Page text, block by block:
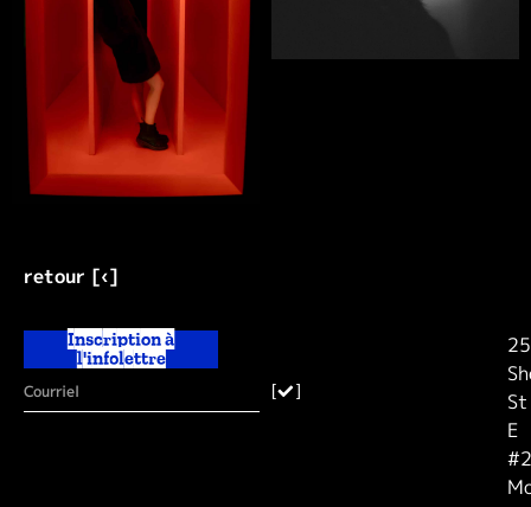
retour [‹]
Inscription à
l'infolettre
[ ]
St
E